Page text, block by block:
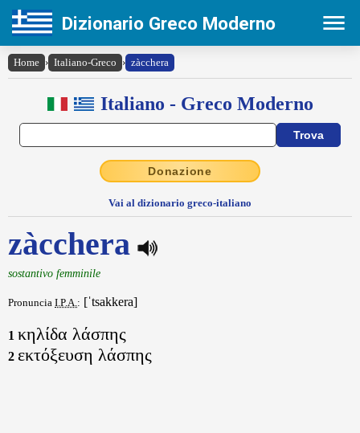
Dizionario Greco Moderno
Home › Italiano-Greco › zàcchera
Italiano - Greco Moderno
Donazione
Vai al dizionario greco-italiano
zàcchera
sostantivo femminile
Pronuncia I.P.A.: [ˈtsakkera]
1 κηλίδα λάσπης
2 εκτόξευση λάσπης